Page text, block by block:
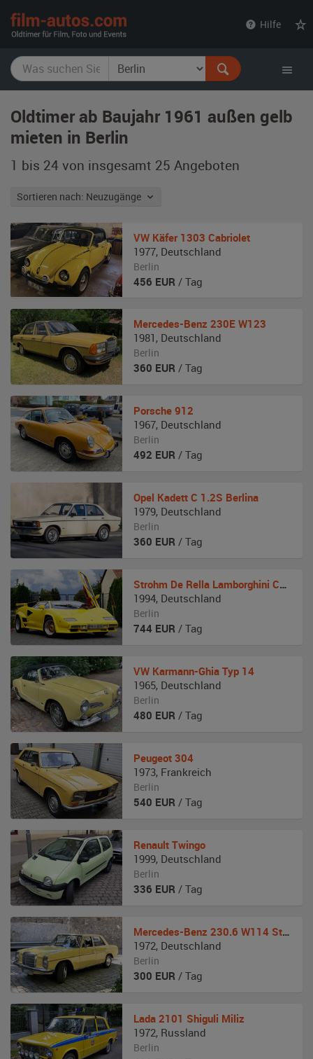
Hilfe
Oldtimer ab Baujahr 1961 außen gelb
mieten in Berlin
1 bis 24 von insgesamt 25 Angeboten
Sortieren nach: Neuzugänge
VW Käfer 1303 Cabriolet
1977, Deutschland
Berlin
456 EUR / Tag
Mercedes-Benz 230E W123
1981 , Deutschland
Berlin
360 EUR / Tag
Porsche 912
1967, Deutschland
Berlin
492 EUR / Tag
Opel Kadett C 1.2S Berlina
1979, Deutschland
Berlin
360 EUR / Tag
Strohm De Rella Lamborghini Countach
1994, Deutschland
Berlin
744 EUR / Tag
VW Karmann-Ghia Typ 14
1965, Deutschland
Berlin
480 EUR / Tag
Peugeot 304
1973, Frankreich
Berlin
540 EUR / Tag
Renault Twingo
1999, Deutschland
Berlin
336 EUR / Tag
Mercedes-Benz 230.6 W114 Strich Acht
1972, Deutschland
Berlin
300 EUR / Tag
Lada 2101 Shiguli Miliz
1972, Russland
Berlin